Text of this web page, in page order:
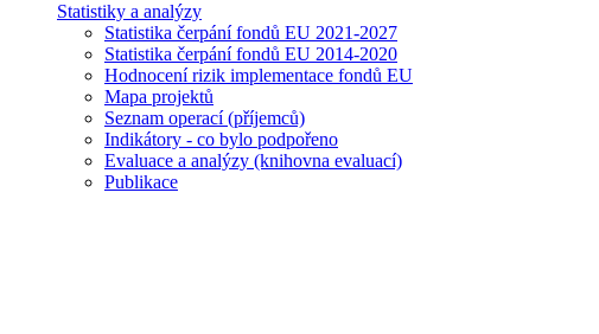
Statistiky a analýzy
Statistika čerpání fondů EU 2021-2027
Statistika čerpání fondů EU 2014-2020
Hodnocení rizik implementace fondů EU
Mapa projektů
Seznam operací (příjemců)
Indikátory - co bylo podpořeno
Evaluace a analýzy (knihovna evaluací)
Publikace